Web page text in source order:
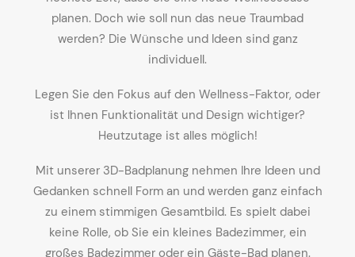
planen. Doch wie soll nun das neue Traumbad
werden? Die Wünsche und Ideen sind ganz
individuell.
Legen Sie den Fokus auf den Wellness-Faktor, oder
ist Ihnen Funktionalität und Design wichtiger?
Heutzutage ist alles möglich!
Mit unserer 3D-Badplanung nehmen Ihre Ideen und
Gedanken schnell Form an und werden ganz einfach
zu einem stimmigen Gesamtbild. Es spielt dabei
keine Rolle, ob Sie ein kleines Badezimmer, ein
großes Badezimmer oder ein Gäste-Bad planen.